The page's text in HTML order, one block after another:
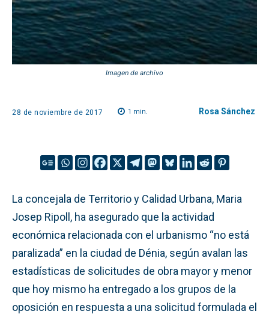
Imagen de archivo
28 de noviembre de 2017 1 min. Rosa Sánchez
La concejala de Territorio y Calidad Urbana, Maria
Josep Ripoll, ha asegurado que la actividad
económica relacionada con el urbanismo “no está
paralizada” en la ciudad de Dénia, según avalan las
estadísticas de solicitudes de obra mayor y menor
que hoy mismo ha entregado a los grupos de la
oposición en respuesta a una solicitud formulada el